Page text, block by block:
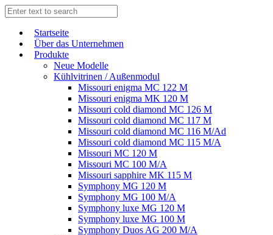
Start­sei­te
Über das Unternehmen
Produkte
Neue Modelle
Kühlvitrinen / Außenmodul
Missouri enigma MC 122 M
Missouri enigma MK 120 M
Missouri cold diamond MC 126 M
Missouri cold diamond MC 117 M
Missouri cold diamond MC 116 M/Ad
Missouri cold diamond MC 115 M/A
Missouri MC 120 M
Missouri MC 100 M/A
Missouri sapphire MK 115 M
Symphony MG 120 M
Symphony MG 100 M/А
Symphony luxe MG 120 M
Symphony luxe MG 100 M
Symphony Duos AG 200 M/A